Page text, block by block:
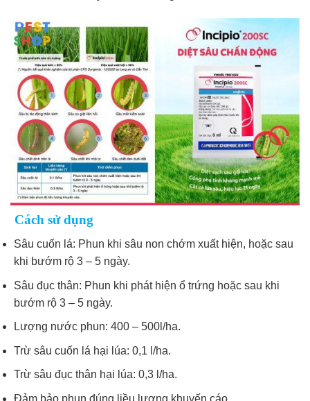
Cách sử dụng
Sâu cuốn lá: Phun khi sâu non chớm xuất hiện, hoặc sau
khi bướm rộ 3 – 5 ngày.
Sâu đục thân: Phun khi phát hiện ổ trứng hoặc sau khi
bướm rộ 3 – 5 ngày.
Lượng nước phun: 400 – 500l/ha.
Trừ sâu cuốn lá hại lúa: 0,1 l/ha.
Trừ sâu đục thân hại lúa: 0,3 l/ha.
Đảm bảo phun đúng liều lượng khuyến cáo.